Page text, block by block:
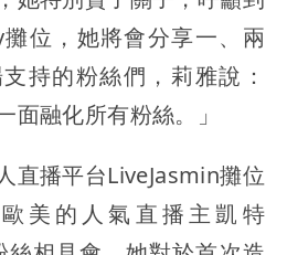
位，她將會分享一、兩
持的粉絲們，莉雅說：
面融化所有粉絲。」
直播平台LiveJasmin攤位
美的人氣直播主凱特